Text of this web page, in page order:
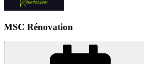
MSC Rénovation